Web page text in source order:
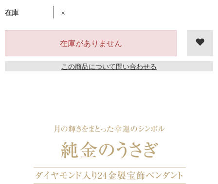
在庫 ×
在庫がありません
この商品について問い合わせる